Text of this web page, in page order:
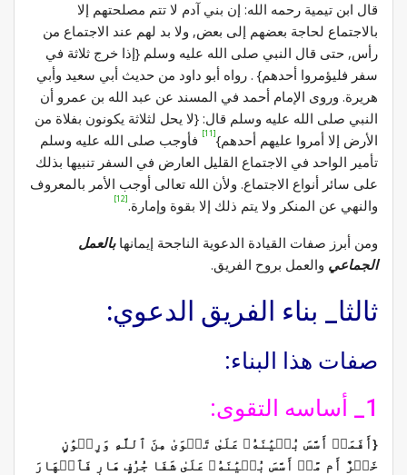
قال ابن تيمية رحمه الله: إن بني آدم لا تتم مصلحتهم إلا
بالاجتماع لحاجة بعضهم إلى بعض, ولا بد لهم عند الاجتماع من
رأس, حتى قال النبي صلى الله عليه وسلم {إذا خرج ثلاثة في
سفر فليؤمروا أحدهم} . رواه أبو داود من حديث أبي سعيد وأبي
هريرة. وروى الإمام أحمد في المسند عن عبد الله بن عمرو أن
النبي صلى الله عليه وسلم قال: {لا يحل لثلاثة يكونون بفلاة من
الأرض إلا أمروا عليهم أحدهم}[11]
فأوجب صلى الله عليه وسلم
تأمير الواحد في الاجتماع القليل العارض في السفر تنبيها بذلك
على سائر أنواع الاجتماع. ولأن الله تعالى أوجب الأمر بالمعروف
والنهي عن المنكر ولا يتم ذلك إلا بقوة وإمارة.[12]
ومن أبرز صفات القيادة الدعوية الناجحة إيمانهابالعمل
الجماعي والعمل بروح الفريق.
ثالثا_ بناء الفريق الدعوي:
صفات هذا البناء:
1_ أساسه التقوى:
{أَفَمَنۡ أَسَّسَ بُنۡيَٰنَهُۥ عَلَىٰ تَقۡوَىٰ مِنَ ٱللَّهِ وَرِضۡوَٰنٍ
خَيۡرٌ أَم مَّنۡ أَسَّسَ بُنۡيَٰنَهُۥ عَلَىٰ شَفَا جُرُفٍ هَارٖ فَٱنۡهَارَ